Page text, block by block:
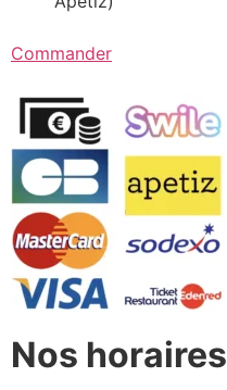
Commander
Nos horaires